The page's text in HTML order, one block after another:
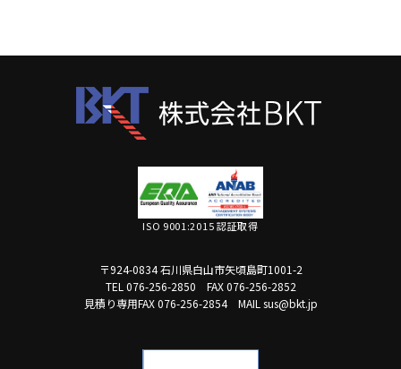
ISO 9001:2015 認証取得
〒924-0834 石川県白山市矢頃島町1001-2
TEL 076-256-2850
FAX 076-256-2852
見積り専用FAX 076-256-2854
MAIL sus@bkt.jp